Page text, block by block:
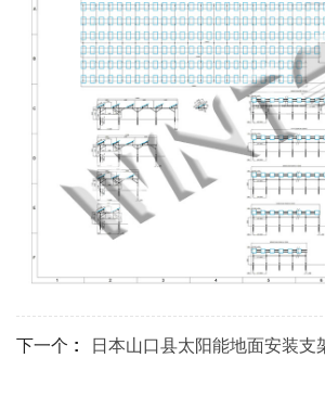
下一个 : 日本山口县太阳能地面安装支